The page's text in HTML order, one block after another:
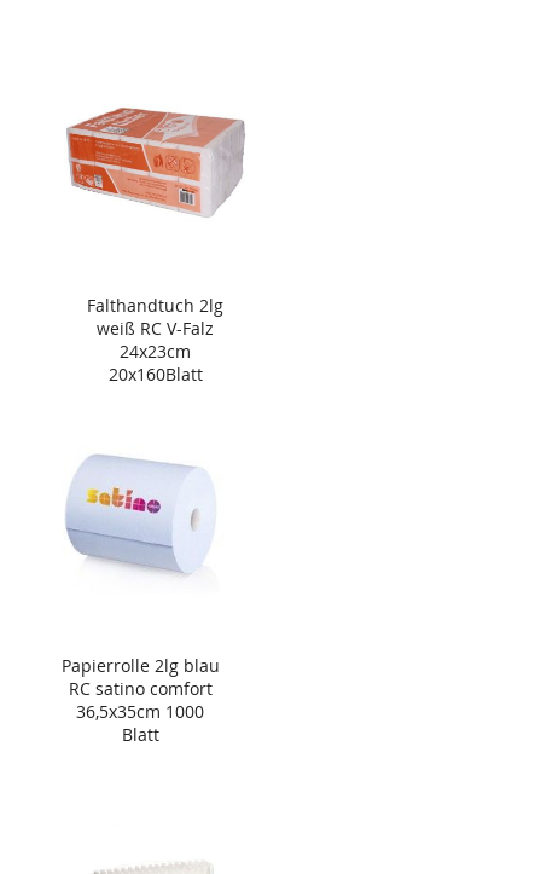
Falthandtuch 2lg
weiß RC V-Falz
24x23cm
20x160Blatt
Papierrolle 2lg blau
RC satino comfort
36,5x35cm 1000
Blatt